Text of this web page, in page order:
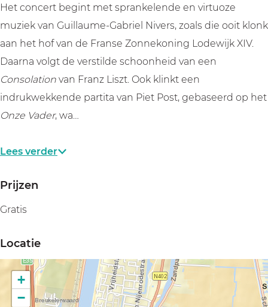
e
n
J
o
n
k
e
s
b
r
e
n
J
o
n
e
b
r
e
n
J
o
n
e
Het concert begint met sprankelende en virtuoze
muziek van Guillaume-Gabriel Nivers, zoals die ooit klonk
aan het hof van de Franse Zonnekoning Lodewijk XIV.
Daarna volgt de verstilde schoonheid van een
Consolation van Franz Liszt. Ook klinkt een
indrukwekkende partita van Piet Post, gebaseerd op het
Onze Vader, wa…
Lees verder
Prijzen
Gratis
Locatie
+
−